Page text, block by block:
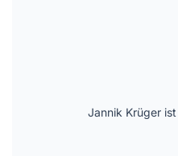
Jannik Krüger